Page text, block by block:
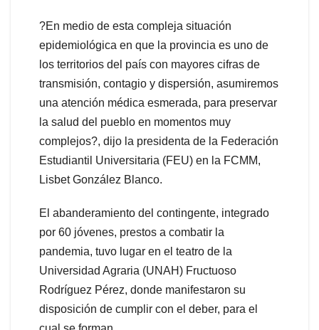
?En medio de esta compleja situación
epidemiológica en que la provincia es uno de
los territorios del país con mayores cifras de
transmisión, contagio y dispersión, asumiremos
una atención médica esmerada, para preservar
la salud del pueblo en momentos muy
complejos?, dijo la presidenta de la Federación
Estudiantil Universitaria (FEU) en la FCMM,
Lisbet González Blanco.
El abanderamiento del contingente, integrado
por 60 jóvenes, prestos a combatir la
pandemia, tuvo lugar en el teatro de la
Universidad Agraria (UNAH) Fructuoso
Rodríguez Pérez, donde manifestaron su
disposición de cumplir con el deber, para el